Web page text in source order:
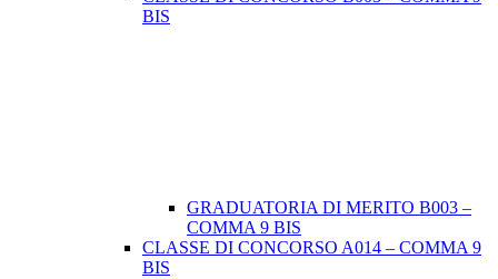
BIS
GRADUATORIA DI MERITO B003 –
COMMA 9 BIS
CLASSE DI CONCORSO A014 – COMMA 9
BIS